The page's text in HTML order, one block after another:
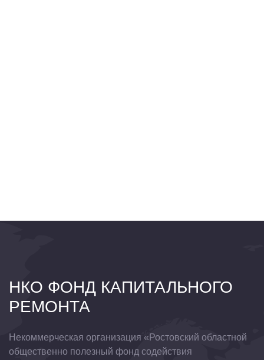
НКО ФОНД КАПИТАЛЬНОГО
РЕМОНТА
Некоммерческая организация «Ростовский областной
общественно полезный фонд содействия